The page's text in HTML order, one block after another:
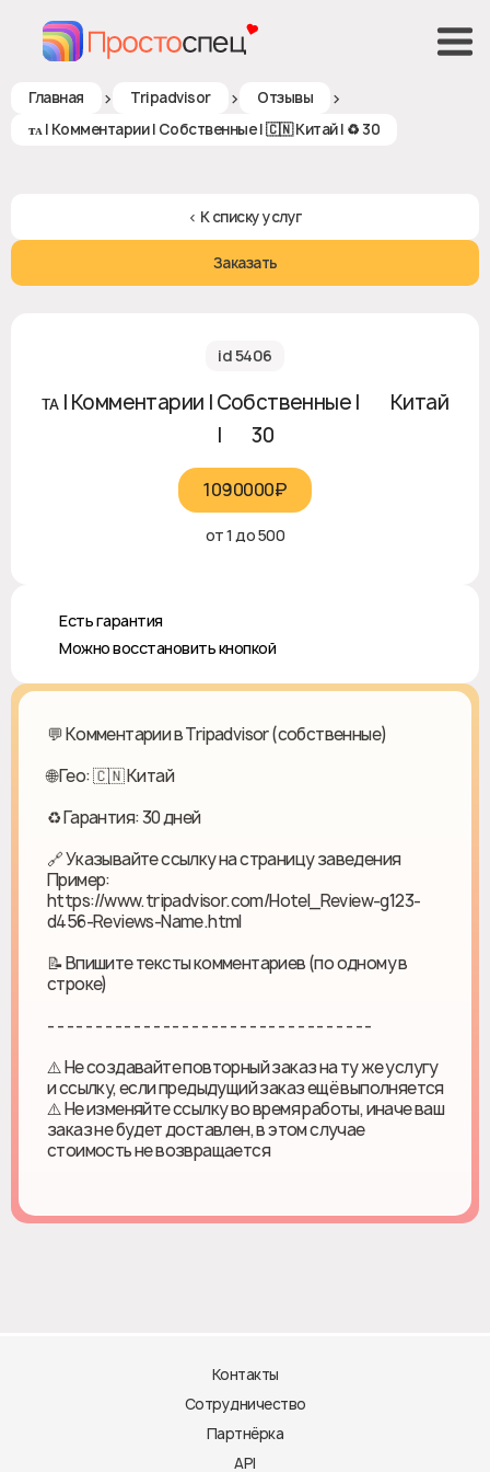
Главная > Tripadvisor > Отзывы >
ᴛᴀ | Комментарии | Собственные | 🇨🇳 Китай | ♻ 30
< К списку услуг
Заказать
id 5406
ᴛᴀ | Комментарии | Собственные | 🇨🇳 Китай
| ♻ 30
1090000₽‎
от 1 до 500
♻️ Есть гарантия
✅ Можно восстановить кнопкой
💬 Комментарии в Tripadvisor (собственные)
🌐 Гео: 🇨🇳 Китай
♻ Гарантия: 30 дней
🔗 Указывайте ссылку на страницу заведения
Пример:
https://www.tripadvisor.com/Hotel_Review-g123-
d456-Reviews-Name.html
📝 Впишите тексты комментариев (по одному в
строке)
- - - - - - - - - - - - - - - - - - - - - - - - - - - - - - - - - -
⚠️ Не создавайте повторный заказ на ту же услугу
и ссылку, если предыдущий заказ ещё выполняется
⚠️ Не изменяйте ссылку во время работы, иначе ваш
заказ не будет доставлен, в этом случае
стоимость не возвращается
Контакты
Сотрудничество
Партнёрка
API